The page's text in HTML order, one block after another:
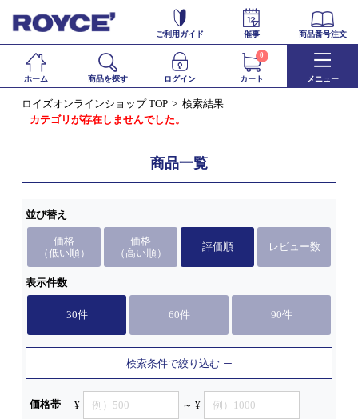
ご利用ガイド 催事 商品番号注文
ホーム 商品を探す ログイン カート
0
メニュー
ロイズオンラインショップ TOP
検索結果
カテゴリが存在しませんでした。
商品一覧
並び替え
価格
（低い順）
価格
（高い順）
評価順 レビュー数
表示件数
30件 60件 90件
検索条件で絞り込む
価格帯 ¥ ～ ¥